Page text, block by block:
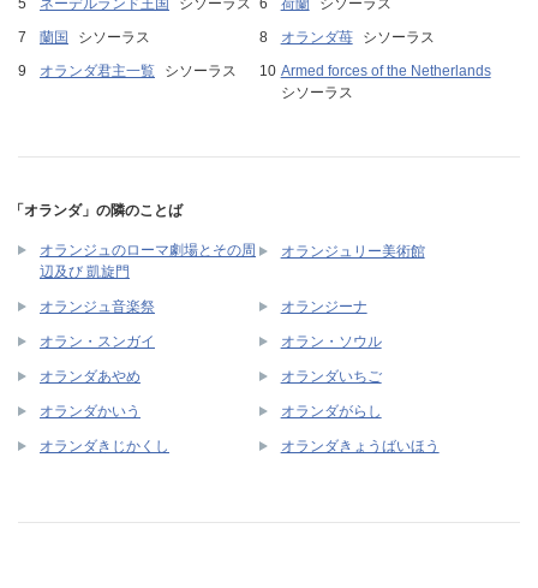
ネーデルランド王国
シソーラス 荷蘭
シソーラス
蘭国
シソーラス オランダ苺
シソーラス
オランダ君主一覧
シソーラス
Armed forces of the Netherlands
シソーラス
「オランダ」の隣のことば
オランジュのローマ劇場とその周
辺及び 凱旋門
オランジュリー美術館
オランジュ音楽祭 オランジーナ
オラン・スンガイ オラン・ソウル
オランダあやめ オランダいちご
オランダかいう オランダがらし
オランダきじかくし オランダきょうばいほう